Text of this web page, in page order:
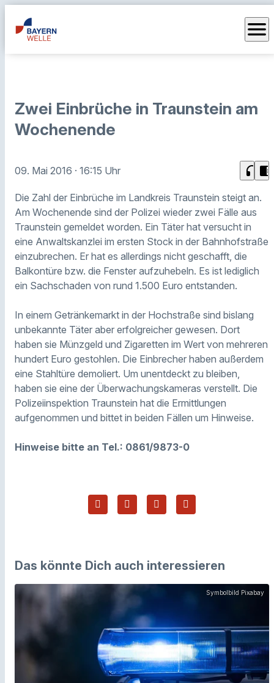
menu
Zwei Einbrüche in Traunstein am
Wochenende
09. Mai 2016 · 16:15 Uhr headphones chrome_reader_mode
Die Zahl der Einbrüche im Landkreis Traunstein steigt an.
Am Wochenende sind der Polizei wieder zwei Fälle aus
Traunstein gemeldet worden. Ein Täter hat versucht in
eine Anwaltskanzlei im ersten Stock in der Bahnhofstraße
einzubrechen. Er hat es allerdings nicht geschafft, die
Balkontüre bzw. die Fenster aufzuhebeln. Es ist lediglich
ein Sachschaden von rund 1.500 Euro entstanden.
In einem Getränkemarkt in der Hochstraße sind bislang
unbekannte Täter aber erfolgreicher gewesen. Dort
haben sie Münzgeld und Zigaretten im Wert von mehreren
hundert Euro gestohlen. Die Einbrecher haben außerdem
eine Stahltüre demoliert. Um unentdeckt zu bleiben,
haben sie eine der Überwachungskameras verstellt. Die
Polizeiinspektion Traunstein hat die Ermittlungen
aufgenommen und bittet in beiden Fällen um Hinweise.
Hinweise bitte an Tel.: 0861/9873-0
Das könnte Dich auch interessieren
Symbolbild Pixabay